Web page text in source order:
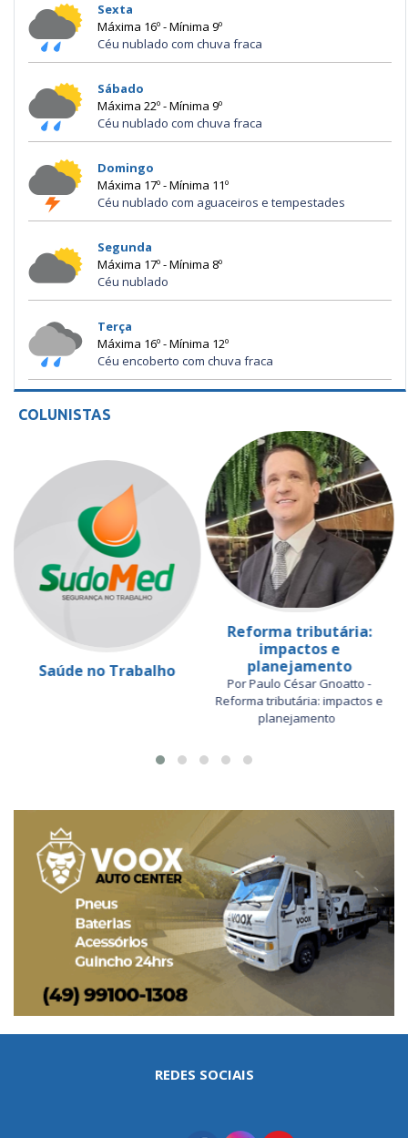
Sexta
Máxima 16º - Mínima 9º
Céu nublado com chuva fraca
Sábado
Máxima 22º - Mínima 9º
Céu nublado com chuva fraca
Domingo
Máxima 17º - Mínima 11º
Céu nublado com aguaceiros e tempestades
Segunda
Máxima 17º - Mínima 8º
Céu nublado
Terça
Máxima 16º - Mínima 12º
Céu encoberto com chuva fraca
COLUNISTAS
Saúde no Trabalho
Reforma tributária:
impactos e
planejamento
Por Paulo César Gnoatto -
Reforma tributária: impactos e
planejamento
REDES SOCIAIS